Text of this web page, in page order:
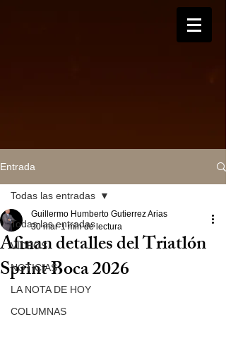
Entrada
Todas las entradas
VIDEOS
NOTICIAS
LA NOTA DE HOY
COLUMNAS
Todas las entradas
Afinan detalles del Triatlón
Sprint Boca 2026
Guillermo Humberto Gutierrez Arias
30 mar 1 min de lectura